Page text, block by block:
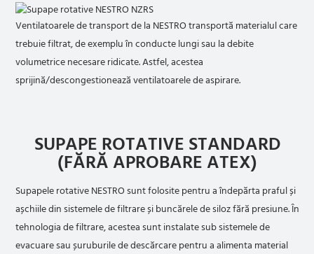
Ventilatoarele de transport de la NESTRO transportă materialul care
trebuie filtrat, de exemplu în conducte lungi sau la debite
volumetrice necesare ridicate. Astfel, acestea
sprijină/descongestionează ventilatoarele de aspirare.
SUPAPE ROTATIVE STANDARD
(FĂRĂ APROBARE ATEX)
Supapele rotative NESTRO sunt folosite pentru a îndepărta praful și
așchiile din sistemele de filtrare și buncărele de siloz fără presiune. În
tehnologia de filtrare, acestea sunt instalate sub sistemele de
evacuare sau șuruburile de descărcare pentru a alimenta material